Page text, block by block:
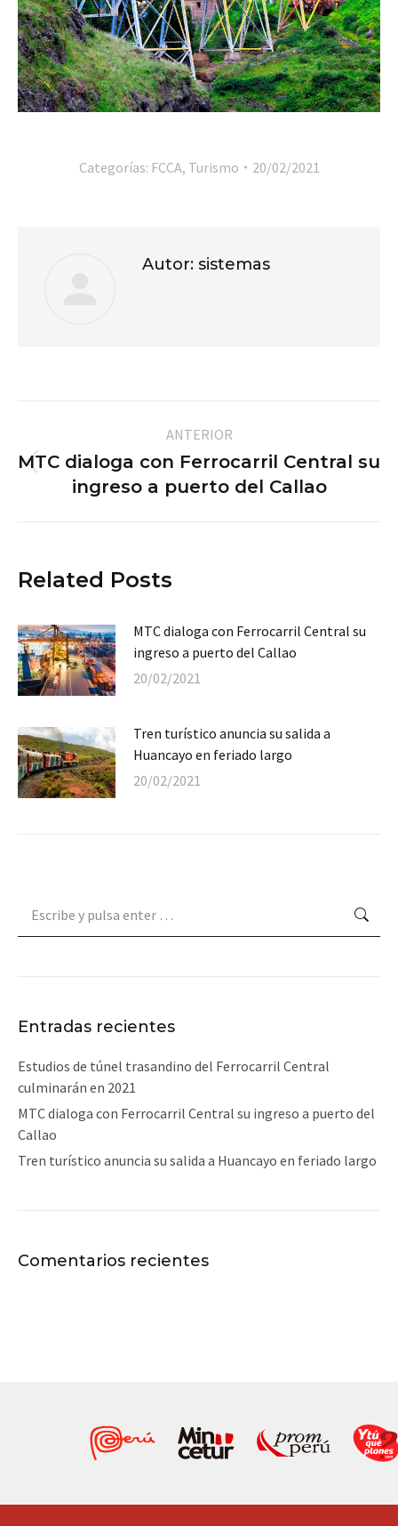
Categorías: FCCA, Turismo 20/02/2021
Autor: sistemas
entre
publicaciones
ANTERIOR
Publicación
anterior:
MTC dialoga con Ferrocarril Central su
ingreso a puerto del Callao
Related Posts
MTC dialoga con Ferrocarril Central su
ingreso a puerto del Callao
20/02/2021
Tren turístico anuncia su salida a
Huancayo en feriado largo
20/02/2021
Entradas recientes
Estudios de túnel trasandino del Ferrocarril Central
culminarán en 2021
MTC dialoga con Ferrocarril Central su ingreso a puerto del
Callao
Tren turístico anuncia su salida a Huancayo en feriado largo
Comentarios recientes